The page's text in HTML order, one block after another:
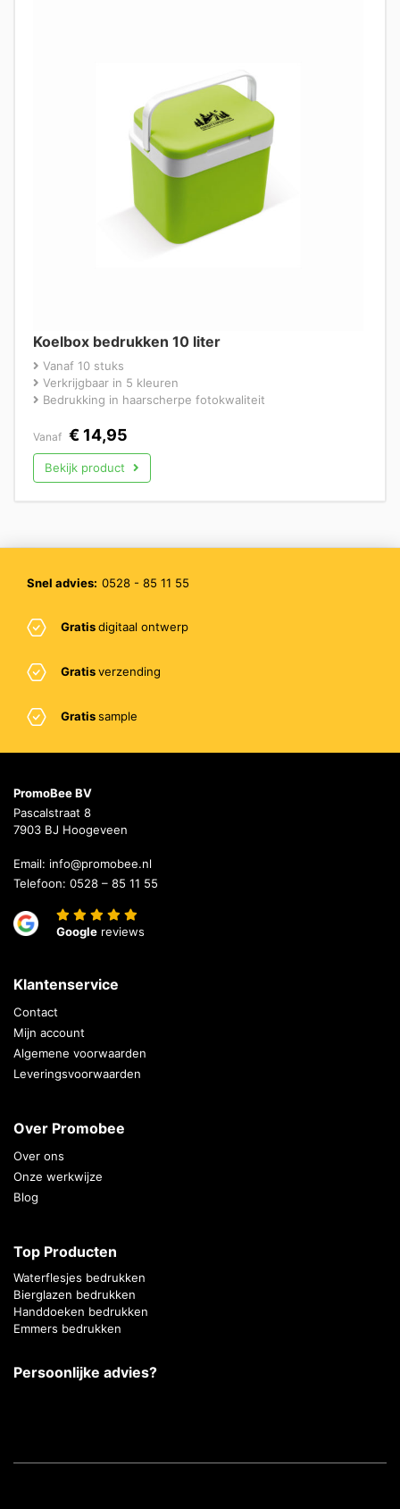
Koelbox bedrukken 10 liter
Vanaf 10 stuks
Verkrijgbaar in 5 kleuren
Bedrukking in haarscherpe fotokwaliteit
Vanaf € 14,95
Bekijk product
Snel advies: 0528 - 85 11 55
Gratisdigitaal ontwerp
Gratisverzending
Gratissample
PromoBee BV
Pascalstraat 8
7903 BJ Hoogeveen
Email: info@promobee.nl
Telefoon: 0528 – 85 11 55
Google reviews
Klantenservice
Contact
Mijn account
Algemene voorwaarden
Leveringsvoorwaarden
Over Promobee
Over ons
Onze werkwijze
Blog
Top Producten
Waterflesjes bedrukken
Bierglazen bedrukken
Handdoeken bedrukken
Emmers bedrukken
Persoonlijke advies?